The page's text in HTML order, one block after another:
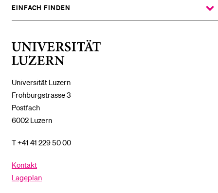
Universität Luzern
Frohburgstrasse 3
Postfach
6002 Luzern
T +41 41 229 50 00
Kontakt
Lageplan
UNTERMENÜ
EINFACH FINDEN
ZEIGE
DAS